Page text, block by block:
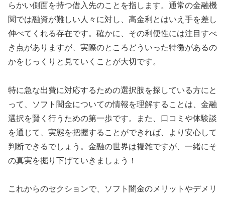
らかい側面を持つ借入先のことを指します。通常の金融機
関では融資が難しい人々に対し、高金利とはいえ手を差し
伸べてくれる存在です。確かに、その利便性には注目すべ
き点がありますが、実際のところどういった特徴があるの
かをじっくりと見ていくことが大切です。
特に急な出費に対応するための選択肢を探している方にと
って、ソフト闇金についての情報を理解することは、金融
選択を賢く行うための第一歩です。また、口コミや体験談
を通じて、実態を把握することができれば、より安心して
判断できるでしょう。金融の世界は複雑ですが、一緒にそ
の真実を掘り下げていきましょう！
これからのセクションで、ソフト闇金のメリットやデメリ